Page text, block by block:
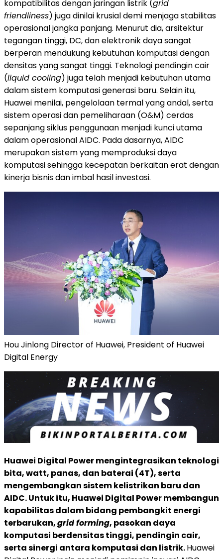
kompatibilitas dengan jaringan listrik (grid
friendliness) juga dinilai krusial demi menjaga stabilitas
operasional jangka panjang. Menurut dia, arsitektur
tegangan tinggi, DC, dan elektronik daya sangat
berperan mendukung kebutuhan komputasi dengan
densitas yang sangat tinggi. Teknologi pendingin cair
(liquid cooling) juga telah menjadi kebutuhan utama
dalam sistem komputasi generasi baru. Selain itu,
Huawei menilai, pengelolaan termal yang andal, serta
sistem operasi dan pemeliharaan (O&M) cerdas
sepanjang siklus penggunaan menjadi kunci utama
dalam operasional AIDC. Pada dasarnya, AIDC
merupakan sistem yang memproduksi daya
komputasi sehingga kecepatan berkaitan erat dengan
kinerja bisnis dan imbal hasil investasi.
Hou Jinlong Director of Huawei, President of Huawei
Digital Energy
Huawei Digital Power mengintegrasikan teknologi
bita, watt, panas, dan baterai (4T), serta
mengembangkan sistem kelistrikan baru dan
AIDC. Untuk itu, Huawei Digital Power membangun
kapabilitas dalam bidang pembangkit energi
terbarukan,grid forming, pasokan daya
komputasi berdensitas tinggi, pendingin cair,
serta sinergi antara komputasi dan listrik.Huawei